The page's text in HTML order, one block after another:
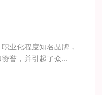
业化程度知名品牌，
誉，并引起了众...